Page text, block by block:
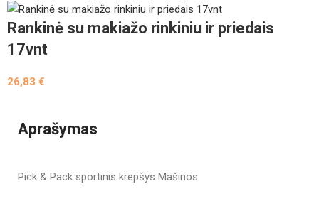
Rankinė su makiažo rinkiniu ir priedais
17vnt
26,83€
Aprašymas
Pick & Pack sportinis krepšys Mašinos.